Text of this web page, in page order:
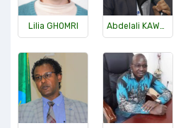
Lilia GHOMRI Abdelali KAWACHI